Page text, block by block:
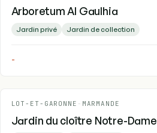
Arboretum Al Gaulhia
Jardin privé Jardin de collection
-
LOT-ET-GARONNE - MARMANDE
Jardin du cloître Notre-Dame